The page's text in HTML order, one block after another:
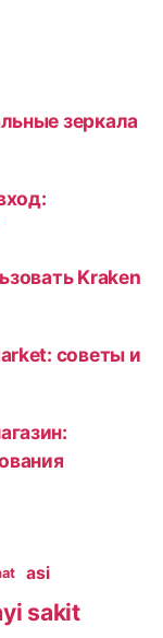
зеркала
Kraken
советы и
asi
sakit